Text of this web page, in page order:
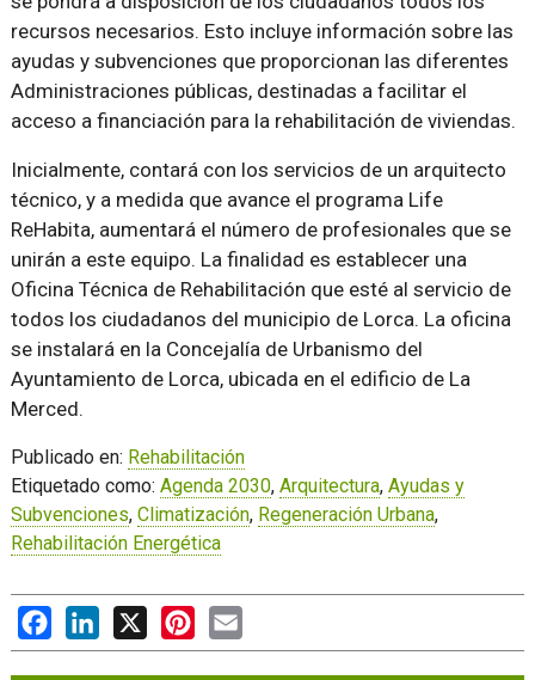
recursos necesarios. Esto incluye información sobre las
ayudas y subvenciones que proporcionan las diferentes
Administraciones públicas, destinadas a facilitar el
acceso a financiación para la rehabilitación de viviendas.
Inicialmente, contará con los servicios de un arquitecto
técnico, y a medida que avance el programa Life
ReHabita, aumentará el número de profesionales que se
unirán a este equipo. La finalidad es establecer una
Oficina Técnica de Rehabilitación que esté al servicio de
todos los ciudadanos del municipio de Lorca. La oficina
se instalará en la Concejalía de Urbanismo del
Ayuntamiento de Lorca, ubicada en el edificio de La
Merced.
Publicado en: Rehabilitación
Etiquetado como: Agenda 2030, Arquitectura, Ayudas y
Subvenciones, Climatización, Regeneración Urbana,
Rehabilitación Energética
FacebookLinkedIn Pinterest